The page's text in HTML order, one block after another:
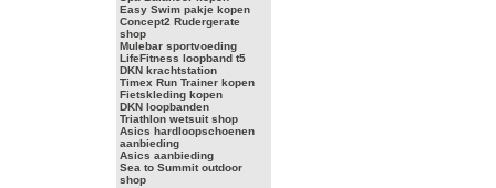
Easy Swim pakje kopen
Concept2 Rudergerate
shop
Mulebar sportvoeding
LifeFitness loopband t5
DKN krachtstation
Timex Run Trainer kopen
Fietskleding kopen
DKN loopbanden
Triathlon wetsuit shop
Asics hardloopschoenen
aanbieding
Asics aanbieding
Sea to Summit outdoor
shop